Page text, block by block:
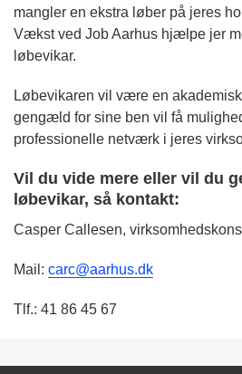
mangler en ekstra løber på jeres
Vækst ved Job Aarhus hjælpe jer
løbevikar.
Løbevikaren vil være en
gengæld for sine ben vil få
professionelle netværk i jeres
Vil du vide mere eller vil du
løbevikar, så kontakt:
Casper Callesen,
Mail: carc@aarhus.dk
Tlf.: 41 86 45 67